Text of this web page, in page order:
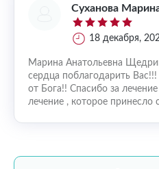
Суханова
18 декабря,
Марина Анатольевна
сердца поблагодарить
от Бога!! Спасибо за
лечение , которое принесло